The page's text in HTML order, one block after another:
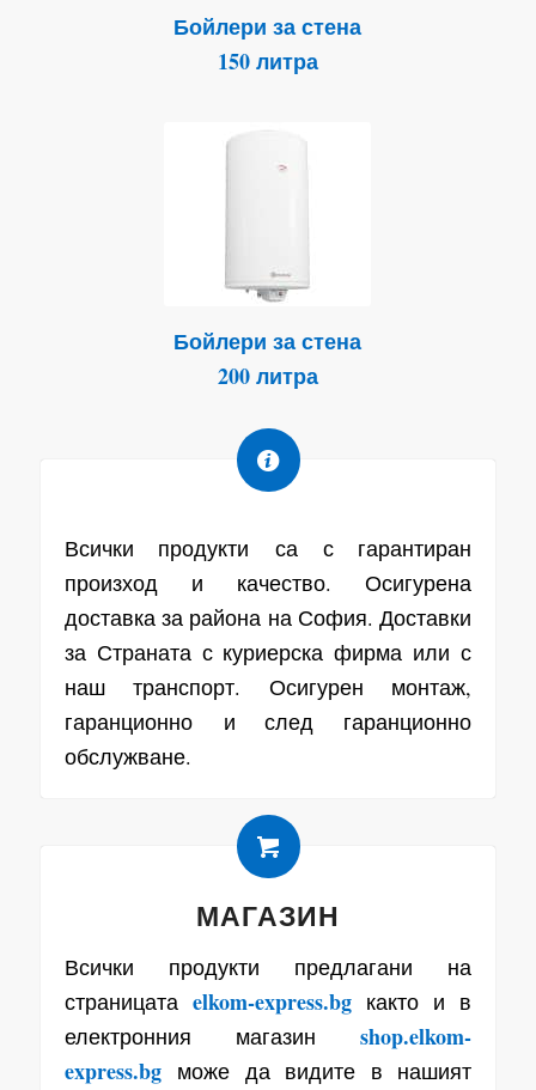
Бойлери за стена
150 литра
Бойлери за стена
200 литра
Всички продукти са с гарантиран
произход и качество. Осигурена
доставка за района на София. Доставки
за Страната с куриерска фирма или с
наш транспорт. Осигурен монтаж,
гаранционно и след гаранционно
обслужване.
МАГАЗИН
Всички продукти предлагани на
страницата elkom-express.bg както и в
електронния магазин
shop.elkom-
express.bg
може да видите в нашият